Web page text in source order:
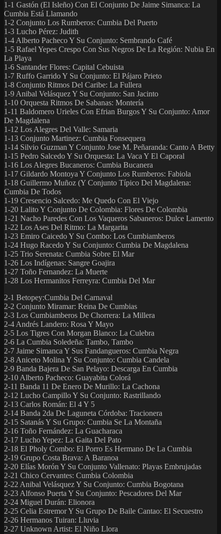
1-1 Gastón (El Isleño) Con El Conjunto De Jaime Simanca: La
Cumbia Está Llamando
1-2 Conjunto Los Rumberos: Cumbia Del Puerto
1-3 Lucho Pérez: Judith
1-4 Alberto Pacheco Y Su Conjunto: Sembrando Café
1-5 Rafael Yepes Crespo Con Sus Negros De La Región: Nubia En
La Playa
1-6 Santander Flores: Capital Cebuista
1-7 Ruffo Garrido Y Su Conjunto: El Pájaro Prieto
1-8 Conjunto Ritmos Del Caribe: La Fullera
1-9 Anibal Velásquez Y Su Conjunto: San Jacinto
1-10 Orquesta Ritmos De Sabanas: Montería
1-11 Baldomero Urieles Con Efrian Burgos Y Su Conjunto: Amor
De Magdalena
1-12 Los Alegres Del Valle: Samaria
1-13 Conjunto Martinez: Cumbia Fonsequera
1-14 Silvio Guzman Y Conjunto Jose M. Peñaranda: Canto A Betty
1-15 Pedro Salcedo Y Su Orquesta: La Vaca Y El Caporal
1-16 Los Alegres Bucaneros: Cumbia Bucanera
1-17 Gildardo Montoya Y Conjunto Los Rumberos: Fabiola
1-18 Guillermo Muñoz (Y Conjunto Típico Del Magdalena:
Cumbia De Todos
1-19 Cresencio Salcedo: Me Quedo Con El Viejo
1-20 Lalito Y Conjunto De Colombia: Flores De Colombia
1-21 Nacho Paredes Con Los Vaqueros Sabaneros: Dulce Lamento
1-22 Los Ases Del Ritmo: La Margarita
1-23 Emiro Caicedo Y Su Combo: Los Cumbiamberos
1-24 Hugo Racedo Y Su Conjunto: Cumbia De Magdalena
1-25 Trio Serenata: Cumbia Sobre El Mar
1-26 Los Indígenas: Sangre Goajira
1-27 Toño Fernandez: La Muerte
1-28 Los Hermanitos Ferreyra: Cumbia Del Mar
2-1 Betopey:Cumbia Del Carnaval
2-2 Conjunto Miramar: Reina De Cumbias
2-3 Los Cumbiamberos De Chorrera: La Millera
2-4 Andrés Landero: Rosa Y Mayo
2-5 Los Tigres Con Morgan Blanco: La Culebra
2-6 La Cumbia Soledeña: Tambo, Tambo
2-7 Jaime Simanca Y Sus Fandangueros: Cumbia Negra
2-8 Aniceto Molina Y Su Conjunto: Cumbia Candela
2-9 Banda Bajera De San Pelayo: Descarga En Cumbia
2-10 Alberto Pacheco: Guayabita Colorá
2-11 Banda 11 De Enero De Murillo: La Cachona
2-12 Lucho Campillo Y Su Conjunto: Rastrillando
2-13 Carlos Román: El 4 Y 5
2-14 Banda 2da De Laguneta Córdoba: Tracionera
2-15 Satanás Y Su Grupo: Cumbia Se La Montaña
2-16 Toño Fernández: La Guacharaca
2-17 Lucho Yepez: La Gaita Del Pato
2-18 El Pholy Combo: El Porro Es Hermano De La Cumbia
2-19 Grupo Costa Brava: A Baranoa
2-20 Elías Morón Y Su Conjunto Vallenato: Playas Embrujadas
2-21 Chico Cervantes: Cumbia Colombia
2-22 Anibal Velásquez Y Su Conjunto: Cumbia Bogotana
2-23 Alfonso Puerta Y Su Conjunto: Pescadores Del Mar
2-24 Miguel Durán: Elionora
2-25 Celia Estremor Y Su Grupo De Baile Cantao: El Secuestro
2-26 Hermanos Tuiran: Lluvia
2-27 Unknown Artist: El Niño Llora